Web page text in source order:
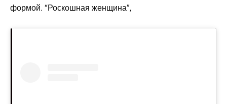
формой. “Роскошная женщина”,